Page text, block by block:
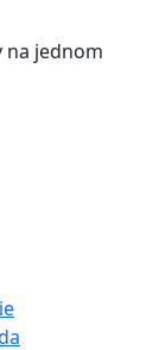
na jednom